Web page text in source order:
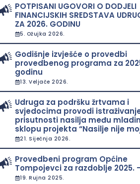
POTPISANI UGOVORI O DODJELI
FINANCIJSKIH SREDSTAVA
ZA 2026. GODINU
5. Ožujka 2026.
Godišnje izvješće o provedbi
provedbenog programa za
godinu
13. Veljače 2026.
Udruga za podršku žrtvama i
svjedocima provodi
prisutnosti nasilja među
sklopu projekta “Nasilje nije
21. Siječnja 2026.
Provedbeni program Općine
Tompojevci za razdoblje 2025.
19. Rujna 2025.